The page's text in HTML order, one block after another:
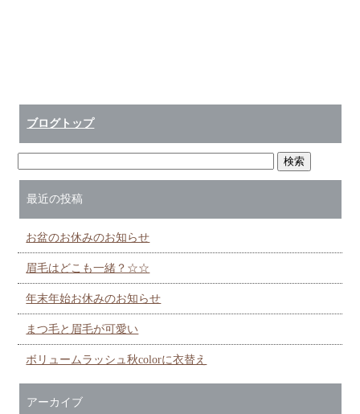
ブログトップ
最近の投稿
お盆のお休みのお知らせ
眉毛はどこも一緒？☆☆
年末年始お休みのお知らせ
まつ毛と眉毛が可愛い
ボリュームラッシュ秋colorに衣替え
アーカイブ